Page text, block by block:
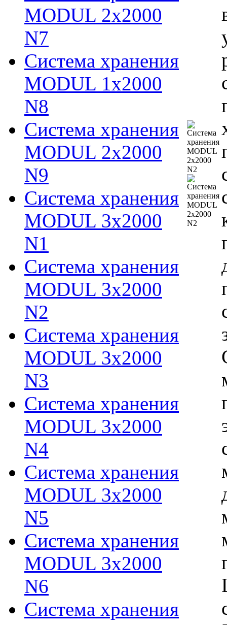
MODUL 2х2000
N7
Система хранения
MODUL 1х2000
N8
Система хранения
MODUL 2х2000
N9
Система хранения
MODUL 3х2000
N1
Система хранения
MODUL 3х2000
N2
Система хранения
MODUL 3х2000
N3
Система хранения
MODUL 3х2000
N4
Система хранения
MODUL 3х2000
N5
Система хранения
MODUL 3х2000
N6
Система хранения